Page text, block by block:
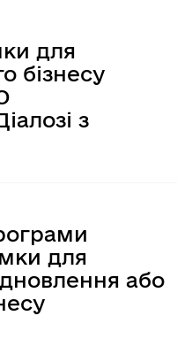
для
бізнесу
з
для
або